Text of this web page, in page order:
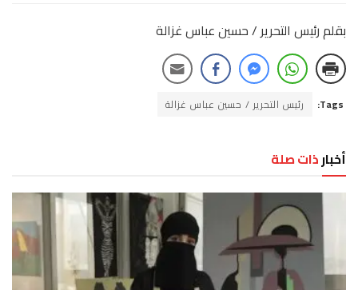
بقلم رئيس التحرير / حسين عباس غزالة
Tags: رئيس التحرير / حسين عباس غزالة
أخبارذات صلة